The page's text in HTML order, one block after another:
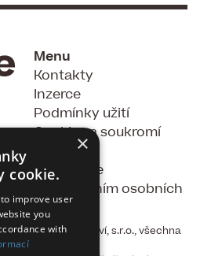
Menu
Kontakty
Inzerce
Podmínky užití
Cookies a soukromí
Souhlas se
zpracováním osobních
údajů
a nakladatelství, s.r.o., všechna
×
cookie.
improve user
you
with